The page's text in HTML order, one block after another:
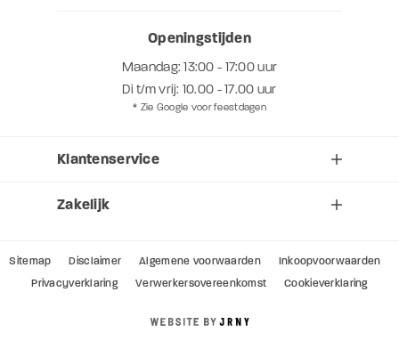
Openingstijden
Maandag: 13:00 - 17:00 uur
Di t/m vrij: 10.00 - 17.00 uur
* Zie Google voor feestdagen
Klantenservice
Zakelijk
Sitemap Disclaimer Algemene voorwaarden
Inkoopvoorwaarden
Privacyverklaring
Verwerkersovereenkomst Cookieverklaring